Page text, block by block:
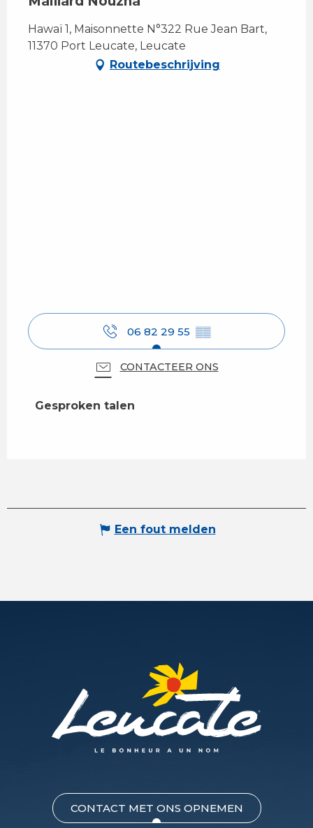
Hawaï 1, Maisonnette N°322 Rue Jean Bart,
11370 Port Leucate, Leucate
Routebeschrijving
06 82 29 55 ▒▒
CONTACTEER ONS
Gesproken talen
Gesproken talen
Een fout melden
CONTACT MET ONS OPNEMEN